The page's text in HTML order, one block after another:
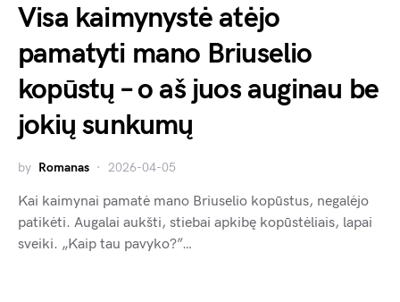
Visa kaimynystė atėjo
pamatyti mano Briuselio
kopūstų – o aš juos auginau be
jokių sunkumų
by Romanas 2026-04-05
Kai kaimynai pamatė mano Briuselio kopūstus, negalėjo
patikėti. Augalai aukšti, stiebai apkibę kopūstėliais, lapai
sveiki. „Kaip tau pavyko?”…